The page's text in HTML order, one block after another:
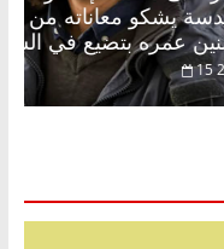
طالب
أحلى سنين عمره بتضيع في السجن
15 مارس، 2026
حلم